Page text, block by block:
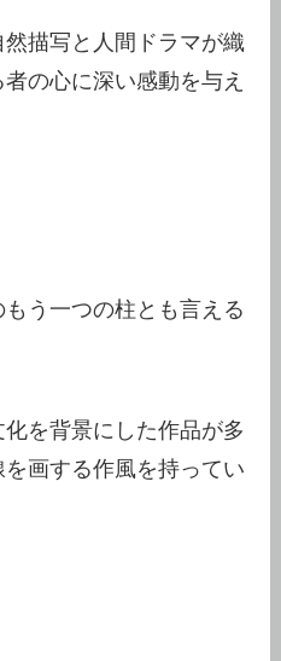
描写と人間ドラマが織
の心に深い感動を与え
う一つの柱とも言える
を背景にした作品が多
画する作風を持ってい